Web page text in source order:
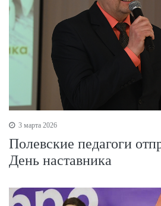
3 марта 2026
Полевские педагоги
День наставника